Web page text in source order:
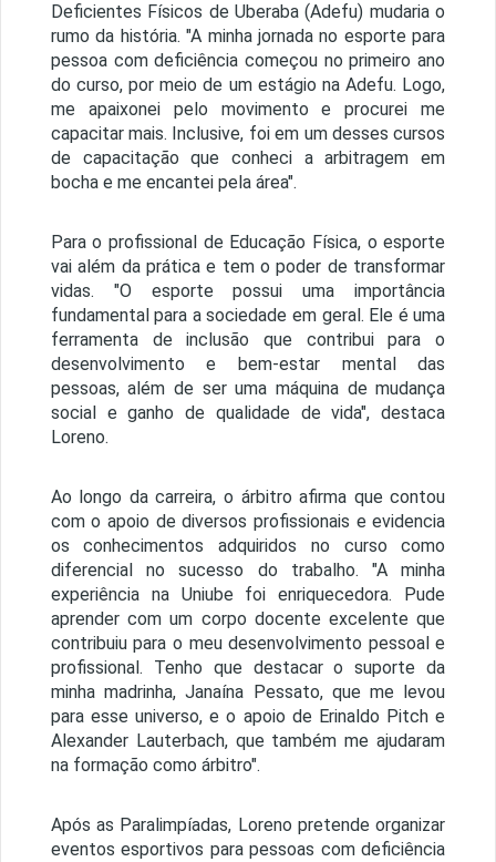
Deficientes Físicos de Uberaba (Adefu) mudaria o
rumo da história. "A minha jornada no esporte para
pessoa com deficiência começou no primeiro ano
do curso, por meio de um estágio na Adefu. Logo,
me apaixonei pelo movimento e procurei me
capacitar mais. Inclusive, foi em um desses cursos
de capacitação que conheci a arbitragem em
bocha e me encantei pela área".
Para o profissional de Educação Física, o esporte
vai além da prática e tem o poder de transformar
vidas. "O esporte possui uma importância
fundamental para a sociedade em geral. Ele é uma
ferramenta de inclusão que contribui para o
desenvolvimento e bem-estar mental das
pessoas, além de ser uma máquina de mudança
social e ganho de qualidade de vida", destaca
Loreno.
Ao longo da carreira, o árbitro afirma que contou
com o apoio de diversos profissionais e evidencia
os conhecimentos adquiridos no curso como
diferencial no sucesso do trabalho. "A minha
experiência na Uniube foi enriquecedora. Pude
aprender com um corpo docente excelente que
contribuiu para o meu desenvolvimento pessoal e
profissional. Tenho que destacar o suporte da
minha madrinha, Janaína Pessato, que me levou
para esse universo, e o apoio de Erinaldo Pitch e
Alexander Lauterbach, que também me ajudaram
na formação como árbitro".
Após as Paralimpíadas, Loreno pretende organizar
eventos esportivos para pessoas com deficiência